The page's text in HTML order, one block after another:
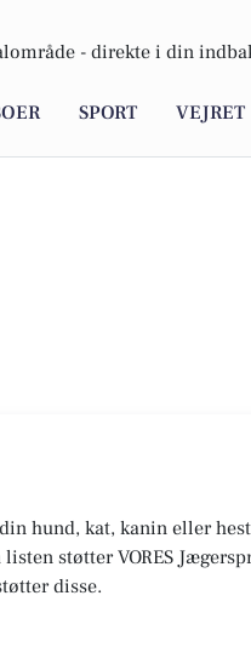
- direkte i din
SPORT VEJRET
hund, kat, kanin eller
støtter VORES
disse.